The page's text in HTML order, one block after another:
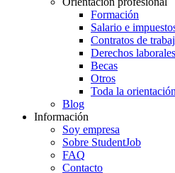
Formación
Salario e
Contratos de
Derechos laborales
Becas
Otros
Toda la
Blog
Información
Soy empresa
Sobre StudentJob
FAQ
Contacto